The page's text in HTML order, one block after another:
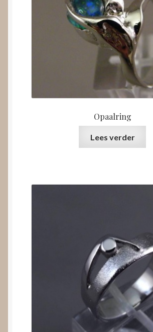
Opaalring
Lees verder